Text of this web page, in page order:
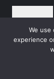
Ghstbuyer
important
We
experience